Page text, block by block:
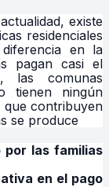
existe
residenciales
en la
pagan casi el
las comunas
tienen ningún
que contribuyen
se produce
las familias
en el pago